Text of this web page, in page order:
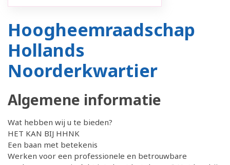
Hoogheemraadschap
Hollands
Noorderkwartier
Algemene informatie
Wat hebben wij u te bieden?
HET KAN BIJ HHNK
Een baan met betekenis
Werken voor een professionele en betrouwbare